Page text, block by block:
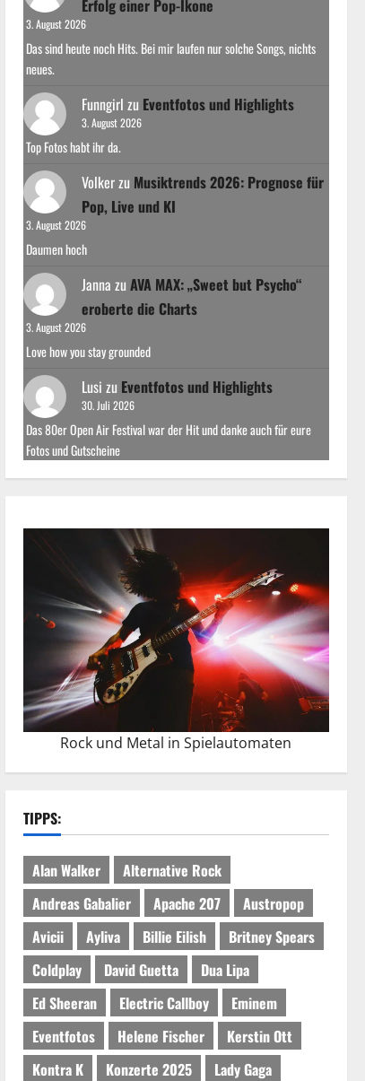
Erfolg einer Pop-Ikone
3. August 2026
Das sind heute noch Hits. Bei mir laufen nur solche Songs, nichts
neues.
Funngirl zu Eventfotos und Highlights
3. August 2026
Top Fotos habt ihr da.
Volkerzu Musiktrends 2026: Prognose für
Pop, Live und KI
3. August 2026
Daumen hoch
Janna zu AVA MAX: „Sweet but Psycho“
eroberte die Charts
3. August 2026
Love how you stay grounded
Lusi zu Eventfotos und Highlights
30. Juli 2026
Das 80er Open Air Festival war der Hit und danke auch für eure
Fotos und Gutscheine
Rock und Metal in Spielautomaten
TIPPS:
Alan Walker
Alternative Rock
Andreas Gabalier
Apache 207
Austropop
Avicii
Ayliva Billie Eilish
Britney Spears
Coldplay
David Guetta
Dua Lipa
Ed Sheeran
Electric Callboy
Eminem
Eventfotos
Helene Fischer
Kerstin Ott
Kontra K
Konzerte 2025
Lady Gaga